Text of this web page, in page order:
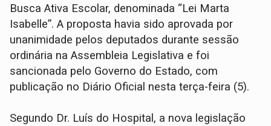
Busca Ativa Escolar, denominada “Lei Marta
Isabelle”. A proposta havia sido aprovada por
unanimidade pelos deputados durante sessão
ordinária na Assembleia Legislativa e foi
sancionada pelo Governo do Estado, com
publicação no Diário Oficial nesta terça-feira (5).
Segundo Dr. Luís do Hospital, a nova legislação